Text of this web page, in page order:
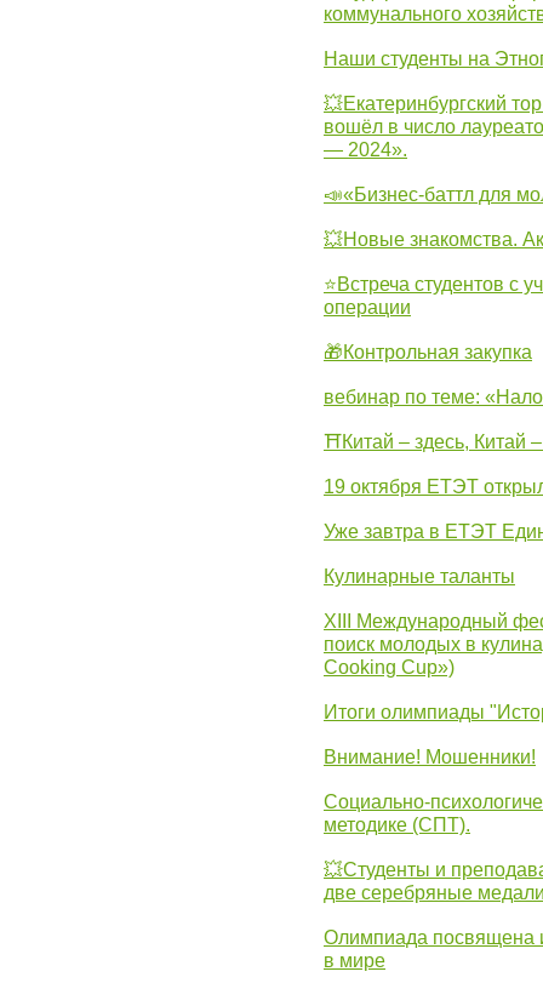
коммунального
Наши студенты на
💥Екатеринбургский
вошёл в число
— 2024».
📣«Бизнес-баттл для
💥Новые знакомства.
⭐Встреча студентов с
операции
🎁Контрольная закупка
вебинар по теме:
⛩Китай – здесь, Китай
19 октября ЕТЭТ
Уже завтра в ЕТЭТ
Кулинарные таланты
XIII Международный
поиск молодых в
Cooking Cup»)
Итоги олимпиады
Внимание! Мошенники!
Социально-
методике (СПТ).
💥Студенты и
две серебряные
Олимпиада посвящена
в мире